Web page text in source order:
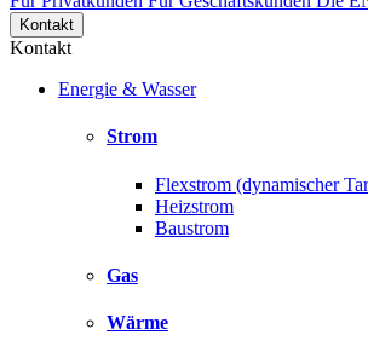
Kontakt
Kontakt
Energie & Wasser
Strom
Flexstrom (dynamischer
Heizstrom
Baustrom
Gas
Wärme